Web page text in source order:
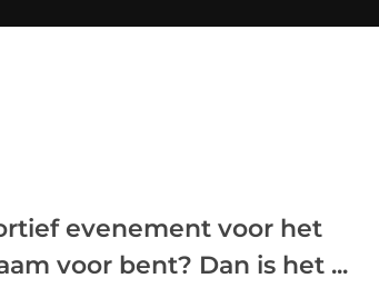
evenement voor het
voor bent? Dan is het ...